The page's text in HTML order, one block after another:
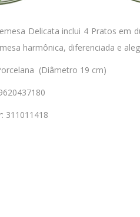
Delicata inclui 4 Pratos em
harmônica, diferenciada e
(Diâmetro 19 cm)
311011418